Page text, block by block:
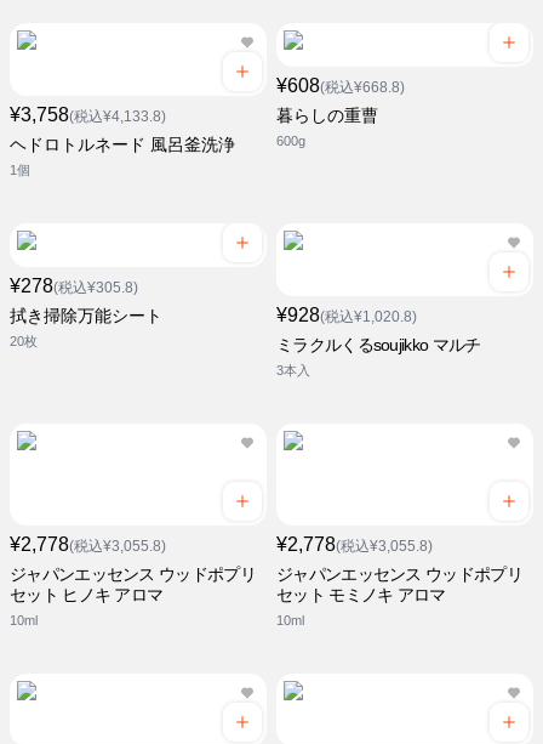
¥3,758(税込¥4,133.8)
ヘドロトルネード 風呂釜洗浄
1個
¥608(税込¥668.8)
暮らしの重曹
600g
¥278(税込¥305.8)
拭き掃除万能シート
20枚
¥928(税込¥1,020.8)
ミラクルくるsoujikko マルチ
3本入
¥2,778(税込¥3,055.8)
ジャパンエッセンス ウッドポプリ
セット ヒノキ アロマ
10ml
¥2,778(税込¥3,055.8)
ジャパンエッセンス ウッドポプリ
セット モミノキ アロマ
10ml